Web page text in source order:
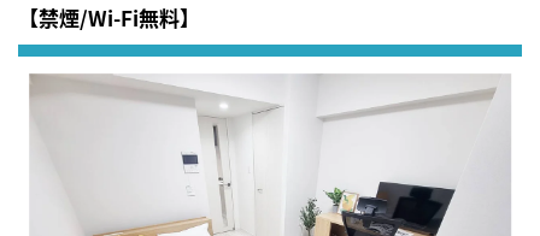
【禁煙/Wi-Fi無料】